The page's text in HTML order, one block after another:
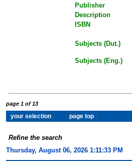
Publisher
Description
ISBN
Subjects (Dut.)
Subjects (Eng.)
page 1 of 13
Refine the search
Thursday, August 06, 2026 1:11:34 PM